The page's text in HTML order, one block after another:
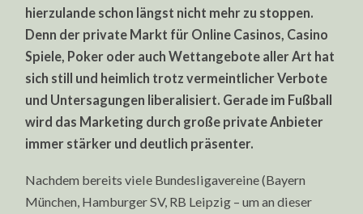
hierzulande schon längst nicht mehr zu stoppen.
Denn der private Markt für Online Casinos, Casino
Spiele, Poker oder auch Wettangebote aller Art hat
sich still und heimlich trotz vermeintlicher Verbote
und Untersagungen liberalisiert. Gerade im Fußball
wird das Marketing durch große private Anbieter
immer stärker und deutlich präsenter.
Nachdem bereits viele Bundesligavereine (Bayern
München, Hamburger SV, RB Leipzig – um an dieser